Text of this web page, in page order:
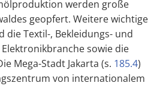
werden große
geopfert. Weitere wichtige
die Textil-, Bekleidungs- und
sowie die
Mega-Stadt Jakarta (s. 185.4)
von internationalem